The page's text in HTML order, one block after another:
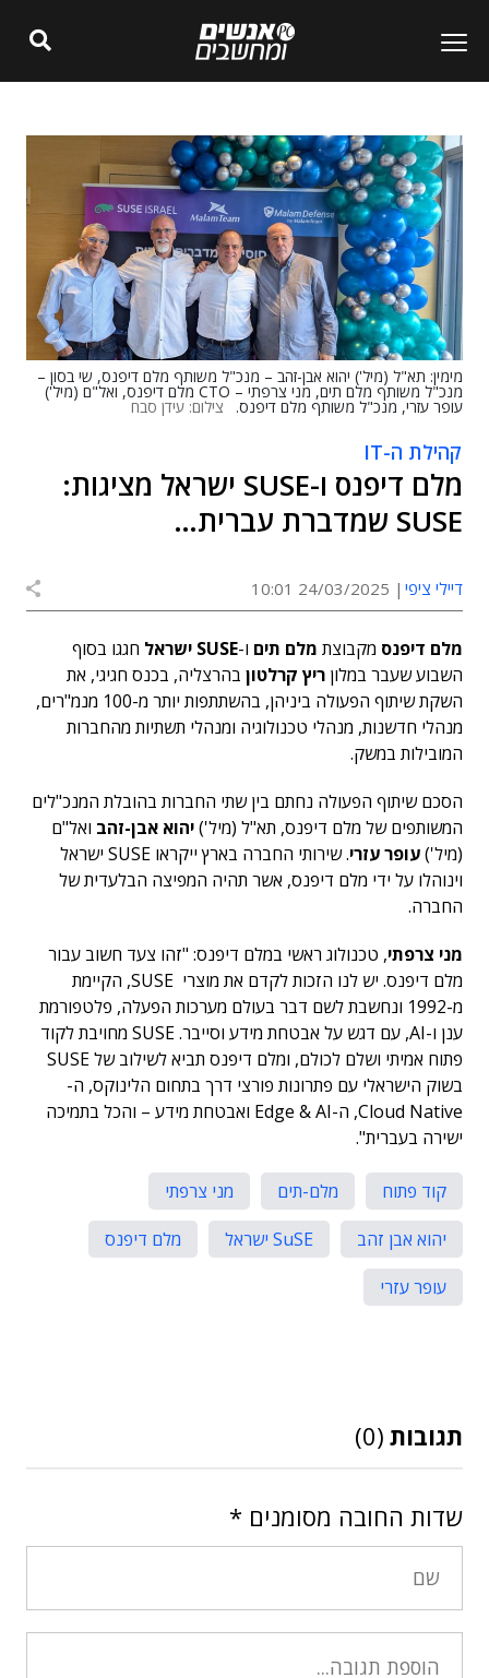
מימין: תא"ל (מיל') יהוא אבן-זהב – מנכ"ל משותף מלם דיפנס, שי בסון –
מנכ"ל משותף מלם תים, מני צרפתי – CTO מלם דיפנס, ואל"ם (מיל')
עופר עזרי, מנכ"ל משותף מלם דיפנס. צילום: עידן סבח
קהילת ה-IT
מלם דיפנס ו-SUSE ישראל מציגות:
SUSE שמדברת עברית…
דיילי ציפי 24/03/2025 10:01
מלם דיפנס מקבוצת מלם תים ו-SUSE ישראל חגגו בסוף
השבוע שעבר במלון ריץ קרלטון בהרצליה, בכנס חגיגי, את
השקת שיתוף הפעולה ביניהן, בהשתתפות יותר מ-100 מנמ"רים,
מנהלי חדשנות, מנהלי טכנולוגיה ומנהלי תשתיות מהחברות
המובילות במשק.
הסכם שיתוף הפעולה נחתם בין שתי החברות בהובלת המנכ"לים
המשותפים של מלם דיפנס, תא"ל (מיל')יהוא אבן-זהב ואל"ם
(מיל')עופר עזרי
. שירותי החברה בארץ ייקראו SUSE ישראל
וינוהלו על ידי מלם דיפנס, אשר תהיה המפיצה הבלעדית של
החברה.
מני צרפתי, טכנולוג ראשי במלם דיפנס: "זהו צעד חשוב עבור
מלם דיפנס. יש לנו הזכות לקדם את מוצרי SUSE, הקיימת
מ-1992 ונחשבת לשם דבר בעולם מערכות הפעלה, פלטפורמת
ענן ו-AI, עם דגש על אבטחת מידע וסייבר. SUSE מחויבת לקוד
פתוח אמיתי ושלם לכולם, ומלם דיפנס תביא לשילוב של SUSE
בשוק הישראלי עם פתרונות פורצי דרך בתחום הלינוקס, ה-
Cloud Native, ה-Edge & AI ואבטחת מידע – והכל בתמיכה
ישירה בעברית".
קוד פתוח מלם-תים
מני צרפתי
יהוא אבן זהב
SuSE ישראל
מלם דיפנס
עופר עזרי
תגובות (0)
שדות החובה מסומנים *